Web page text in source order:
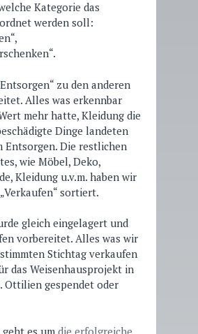
Kategorie das
werden soll:
zu den anderen
Alles was erkennbar
mehr hatte, Kleidung die
Dinge landeten
Entsorgen. Die restlichen
wie Möbel, Deko,
Kleidung u.v.m. haben wir
sortiert.
gleich eingelagert und
vorbereitet. Alles was wir
Stichtag verkaufen
das Weisenhausprojekt in
Ottilien gespendet oder
geht es um die erfolgreiche